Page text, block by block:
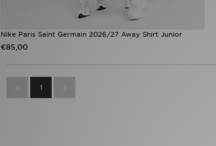
Nike Paris Saint Germain 2026/27 Away Shirt Junior
€85,00
1